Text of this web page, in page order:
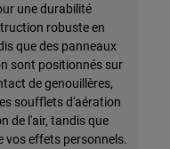
une durabilité
robuste en
que des panneaux
sont positionnés sur
de genouillères,
soufflets d'aération
de l'air, tandis que
vos effets personnels.